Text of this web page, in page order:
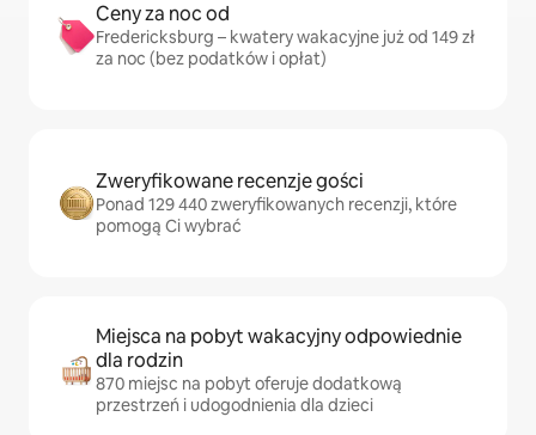
Ceny za noc od
Fredericksburg – kwatery wakacyjne już od 149 zł
za noc (bez podatków i opłat)
Zweryfikowane recenzje gości
Ponad 129 440 zweryfikowanych recenzji, które
pomogą Ci wybrać
Miejsca na pobyt wakacyjny odpowiednie
dla rodzin
870 miejsc na pobyt oferuje dodatkową
przestrzeń i udogodnienia dla dzieci